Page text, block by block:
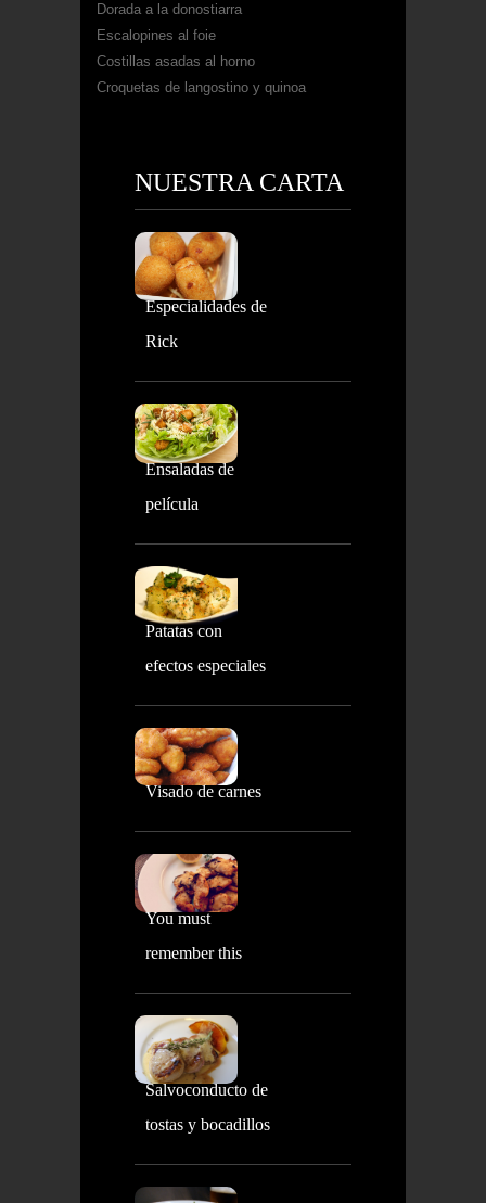
Dorada a la donostiarra
Escalopines al foie
Costillas asadas al horno
Croquetas de langostino y quinoa
NUESTRA CARTA
Especialidades de
Rick
Ensaladas de
película
Patatas con
efectos especiales
Visado de carnes
You must
remember this
Salvoconducto de
tostas y bocadillos